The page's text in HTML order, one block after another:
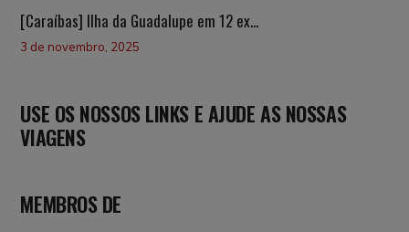
[Caraíbas] Ilha da Guadalupe em 12 ex...
3 de novembro, 2025
USE OS NOSSOS LINKS E AJUDE AS NOSSAS
VIAGENS
MEMBROS DE